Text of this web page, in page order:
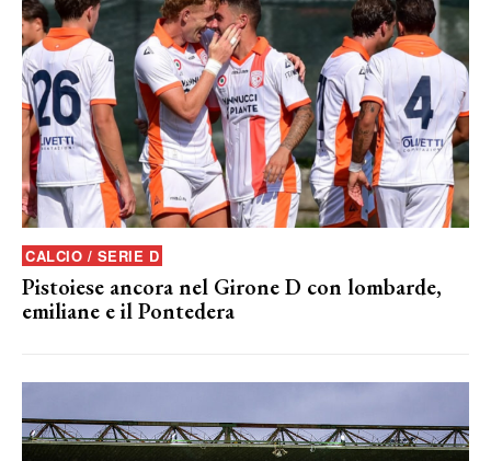
CALCIO / SERIE D
Pistoiese ancora nel Girone D con lombarde,
emiliane e il Pontedera